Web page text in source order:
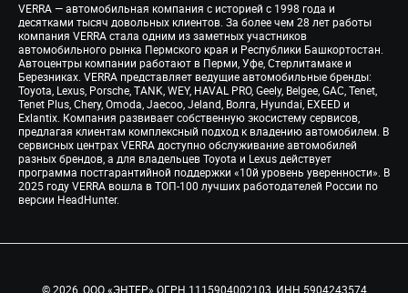
VERRA — автомобильная компания с историей с 1998 года и
десятками тысяч довольных клиентов. За более чем 28 лет работы
компания VERRA стала одним из заметных участников
автомобильного рынка Пермского края и Республики Башкортостан.
Автоцентры компании работают в Перми, Уфе, Стерлитамаке и
Березниках. VERRA представляет ведущие автомобильные бренды:
Toyota, Lexus, Porsche, TANK, WEY, HAVAL PRO, Geely, Belgee, GAC, Tenet,
Tenet Plus, Chery, Omoda, Jaecoo, Jeland, Волга, Hyundai, EXEED и
Exlantix. Компания развивает собственную экосистему сервисов,
предлагая клиентам комплексный подход к владению автомобилем. В
сервисных центрах VERRA доступно обслуживание автомобилей
разных брендов, а для владельцев Toyota и Lexus действует
программа постгарантийной поддержки «10й уровень уверенности». В
2025 году VERRA вошла в ТОП-100 лучших работодателей России по
версии HeadHunter.
© 2026, ООО «ЭНТЕР» ОГРН 1115904002103, ИНН 5904243574